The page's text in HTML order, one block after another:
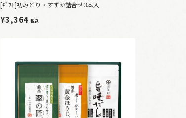
[ｷﾞﾌﾄ]初みどり・すずか詰合せ3本入
¥3,364 税込